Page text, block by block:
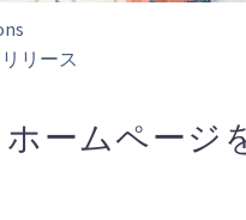
リース
ホームページ